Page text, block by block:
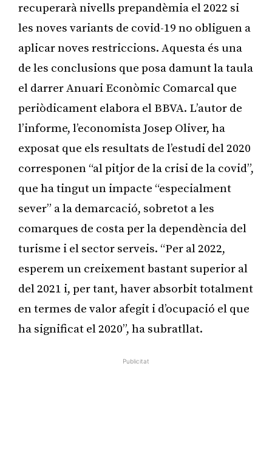
recuperarà nivells prepandèmia el 2022 si
les noves variants de covid-19 no obliguen a
aplicar noves restriccions. Aquesta és una
de les conclusions que posa damunt la taula
el darrer Anuari Econòmic Comarcal que
periòdicament elabora el BBVA. L’autor de
l’informe, l’economista Josep Oliver, ha
exposat que els resultats de l’estudi del 2020
corresponen “al pitjor de la crisi de la covid”,
que ha tingut un impacte “especialment
sever” a la demarcació, sobretot a les
comarques de costa per la dependència del
turisme i el sector serveis. “Per al 2022,
esperem un creixement bastant superior al
del 2021 i, per tant, haver absorbit totalment
en termes de valor afegit i d’ocupació el que
ha significat el 2020”, ha subratllat.
Publicitat